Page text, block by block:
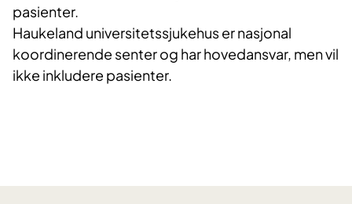
pasienter.
Haukeland universitetssjukehus er nasjonal
koordinerende senter og har hovedansvar, men vil
ikke inkludere pasienter.